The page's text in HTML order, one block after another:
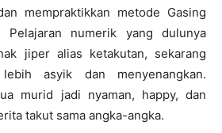
mempraktikkan metode Gasing
Pelajaran numerik yang dulunya
jiper alias ketakutan, sekarang
asyik dan menyenangkan.
murid jadi nyaman, happy, dan
takut sama angka-angka.